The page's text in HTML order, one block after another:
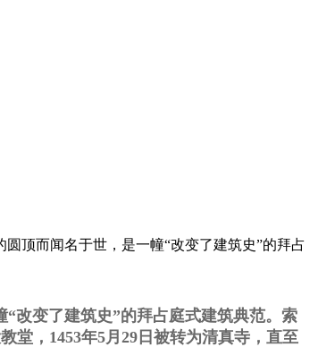
顶而闻名于世，是一幢“改变了建筑史”的拜占
改变了建筑史”的拜占庭式建筑典范。索
堂，1453年5月29日被转为清真寺，直至